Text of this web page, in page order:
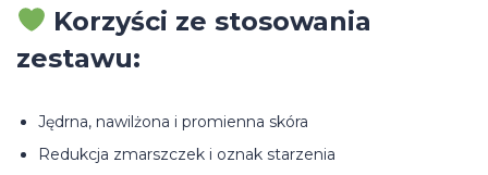
Korzyści ze stosowania
zestawu:
Jędrna, nawilżona i promienna skóra
Redukcja zmarszczek i oznak starzenia